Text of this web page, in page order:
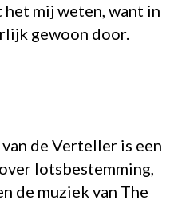
mij weten, want in
gewoon door.
de Verteller is een
lotsbestemming,
de muziek van The